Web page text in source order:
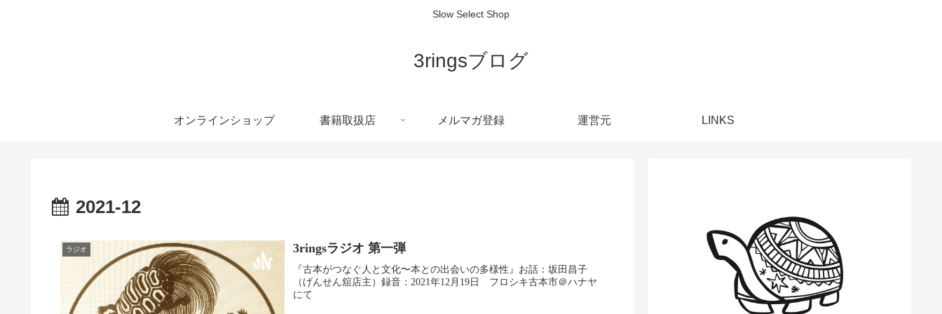
Slow Select Shop
3ringsブログ
オンラインショップ 書籍取扱店 メルマガ登録 運営元 LINKS
2021-12
ラジオ 3ringsラジオ 第一弾
『古本がつなぐ人と文化〜本との出会いの多様性』お話：坂田昌子
（げんせん舘店主）録音：2021年12月19日 フロシキ古本市＠ハナヤ
にて